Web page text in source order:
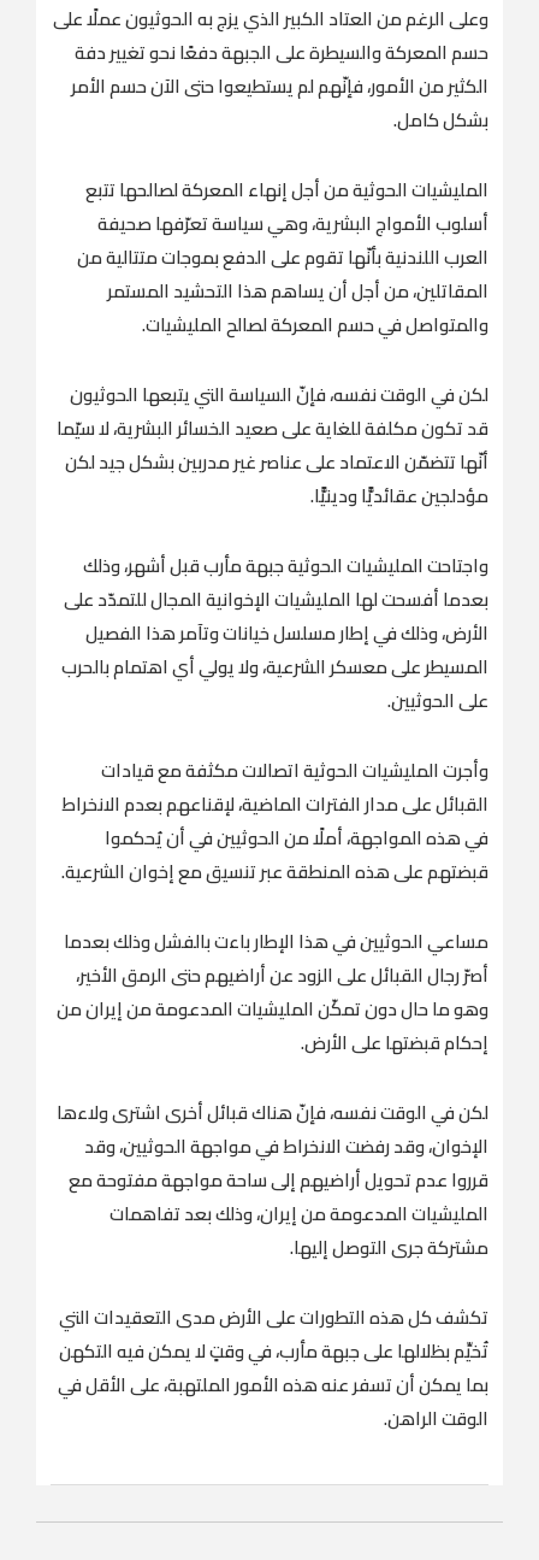
وعلى الرغم من العتاد الكبير الذي يزج به الحوثيون عملًا على
حسم المعركة والسيطرة على الجبهة دفعًا نحو تغيير دفة
الكثير من الأمور، فإنّهم لم يستطيعوا حتى الآن حسم الأمر
بشكل كامل.
المليشيات الحوثية من أجل إنهاء المعركة لصالحها تتبع
أسلوب الأمواج البشرية، وهي سياسة تعرّفها صحيفة
العرب اللندنية بأنّها تقوم على الدفع بموجات متتالية من
المقاتلين، من أجل أن يساهم هذا التحشيد المستمر
والمتواصل في حسم المعركة لصالح المليشيات.
لكن في الوقت نفسه، فإنّ السياسة التي يتبعها الحوثيون
قد تكون مكلفة للغاية على صعيد الخسائر البشرية، لا سيّما
أنّها تتضمّن الاعتماد على عناصر غير مدربين بشكل جيد لكن
مؤدلجين عقائديًّا ودينيًّا.
واجتاحت المليشيات الحوثية جبهة مأرب قبل أشهر، وذلك
بعدما أفسحت لها المليشيات الإخوانية المجال للتمدّد على
الأرض، وذلك في إطار مسلسل خيانات وتآمر هذا الفصيل
المسيطر على معسكر الشرعية، ولا يولي أي اهتمام بالحرب
على الحوثيين.
وأجرت المليشيات الحوثية اتصالات مكثفة مع قيادات
القبائل على مدار الفترات الماضية، لإقناعهم بعدم الانخراط
في هذه المواجهة، أملًا من الحوثيين في أن يُحكموا
قبضتهم على هذه المنطقة عبر تنسيق مع إخوان الشرعية.
مساعي الحوثيين في هذا الإطار باءت بالفشل وذلك بعدما
أصرّ رجال القبائل على الزود عن أراضيهم حتى الرمق الأخير،
وهو ما حال دون تمكّن المليشيات المدعومة من إيران من
إحكام قبضتها على الأرض.
لكن في الوقت نفسه، فإنّ هناك قبائل أخرى اشترى ولاءها
الإخوان، وقد رفضت الانخراط في مواجهة الحوثيين، وقد
قرروا عدم تحويل أراضيهم إلى ساحة مواجهة مفتوحة مع
المليشيات المدعومة من إيران، وذلك بعد تفاهمات
مشتركة جرى التوصل إليها.
تكشف كل هذه التطورات على الأرض مدى التعقيدات التي
تُخيِّم بظلالها على جبهة مأرب، في وقتٍ لا يمكن فيه التكهن
بما يمكن أن تسفر عنه هذه الأمور الملتهبة، على الأقل في
الوقت الراهن.